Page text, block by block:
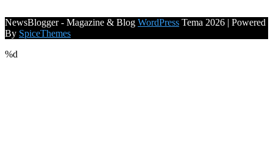
NewsBlogger - Magazine & BlogWordPressTema 2026 | Powered
BySpiceThemes